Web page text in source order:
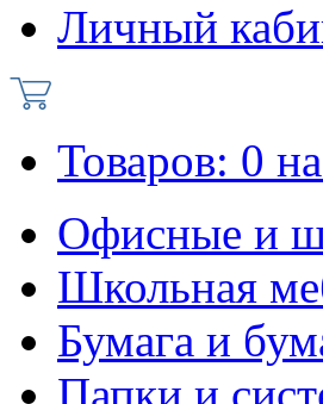
Личный
Товаров: 0 на
Офисные и
Школьная
Бумага и